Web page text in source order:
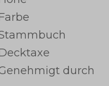
durch